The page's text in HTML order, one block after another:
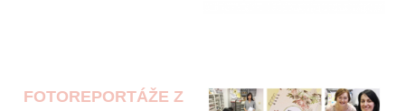
FOTOREPORTÁŽE Z